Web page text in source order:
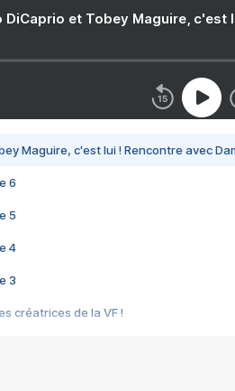
DiCaprio et Tobey Maguire, c'est
Maguire, c'est lui ! Rencontre avec
6
5
4
3
créatrices de la VF !